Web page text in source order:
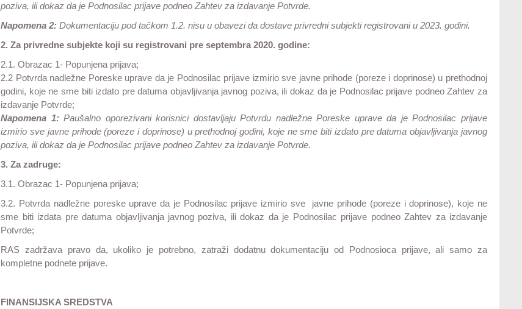
poziva, ili dokaz da je Podnosilac prijave podneo Zahtev za izdavanje Potvrde.
Napomena 2:Dokumentaciju pod tačkom 1.2. nisu u obavezi da dostave privredni subjekti registrovani u 2023. godini.
2. Za privredne subjekte koji su registrovani pre septembra 2020. godine:
2.1. Obrazac 1- Popunjena prijava;
2.2 Potvrda nadležne Poreske uprave da je Podnosilac prijave izmirio sve javne prihode (poreze i doprinose) u prethodnoj
godini, koje ne sme biti izdato pre datuma objavljivanja javnog poziva, ili dokaz da je Podnosilac prijave podneo Zahtev za
izdavanje Potvrde;
Napomena 1:Paušalno oporezivani korisnici dostavljaju Potvrdu nadležne Poreske uprave da je Podnosilac prijave
izmirio sve javne prihode (poreze i doprinose) u prethodnoj godini, koje ne sme biti izdato pre datuma objavljivanja javnog
poziva, ili dokaz da je Podnosilac prijave podneo Zahtev za izdavanje Potvrde.
3. Za zadruge:
3.1. Obrazac 1- Popunjena prijava;
3.2. Potvrda nadležne poreske uprave da je Podnosilac prijave izmirio sve javne prihode (poreze i doprinose), koje ne
sme biti izdata pre datuma objavljivanja javnog poziva, ili dokaz da je Podnosilac prijave podneo Zahtev za izdavanje
Potvrde;
RAS zadržava pravo da, ukoliko je potrebno, zatraži dodatnu dokumentaciju od Podnosioca prijave, ali samo za
kompletne podnete prijave.
FINANSIJSKA SREDSTVA